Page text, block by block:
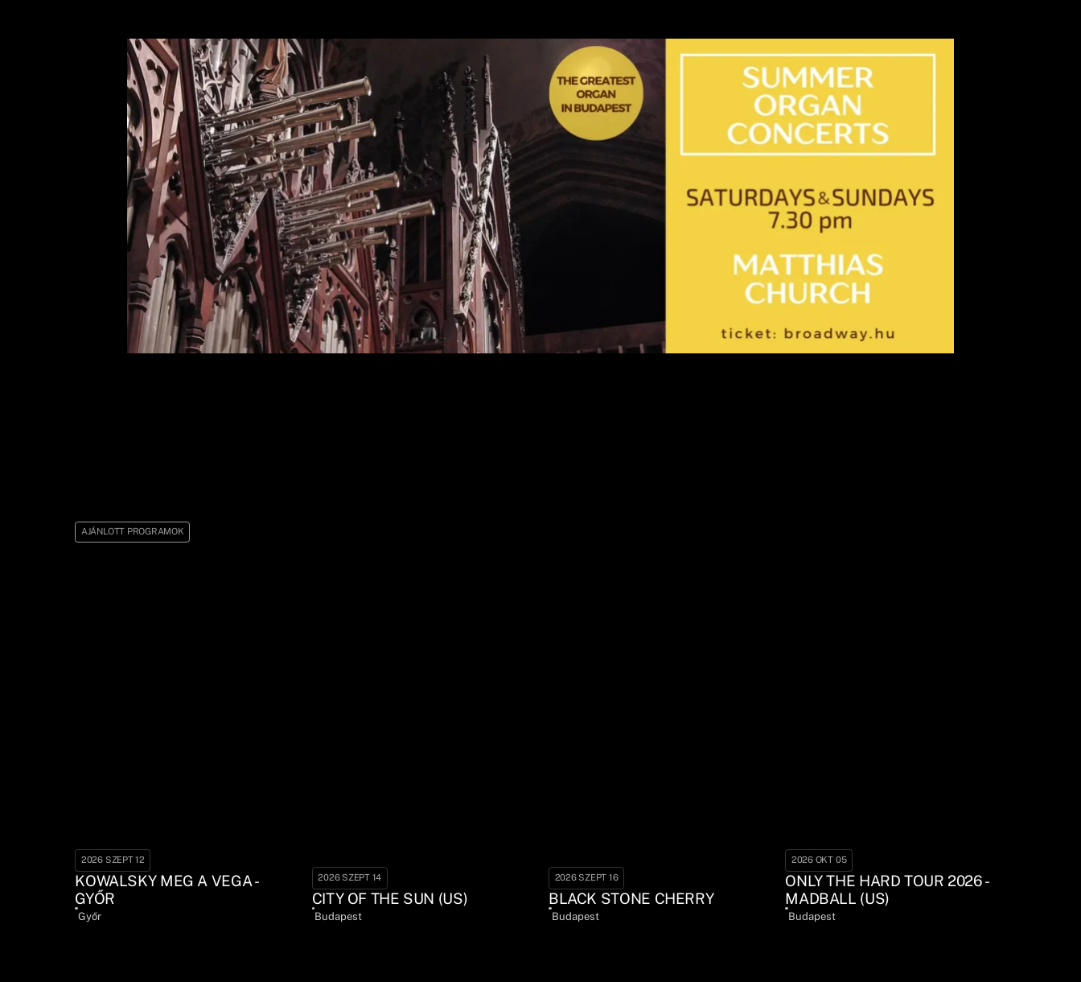
AJÁNLOTT PROGRAMOK
2026 SZEPT 12
KOWALSKY MEG A VEGA -
GYŐR
Győr
2026 SZEPT 14
CITY OF THE SUN (US)
Budapest
2026 SZEPT 16
BLACK STONE CHERRY
Budapest
2026 OKT 05
ONLY THE HARD TOUR 2026 -
MADBALL (US)
Budapest